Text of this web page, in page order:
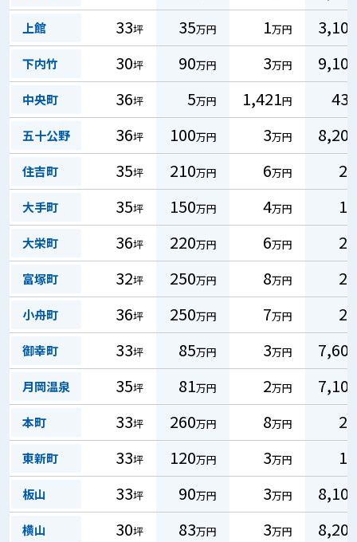
上館 33坪 35万円 1万円 3,100
下内竹 30坪 90万円 3万円 9,100
中央町 36坪 5万円 1,421円 430
五十公野 36坪 100万円 3万円 8,200
住吉町 35坪 210万円 6万円 2
大手町 35坪 150万円 4万円 1
大栄町 36坪 220万円 6万円 2
富塚町 32坪 250万円 8万円 2
小舟町 36坪 250万円 7万円 2
御幸町 33坪 85万円 3万円 7,600
月岡温泉 35坪 81万円 2万円 7,100
本町 33坪 260万円 8万円 2
東新町 33坪 120万円 3万円 1
板山 33坪 90万円 3万円 8,100
横山 30坪 83万円 3万円 8,200